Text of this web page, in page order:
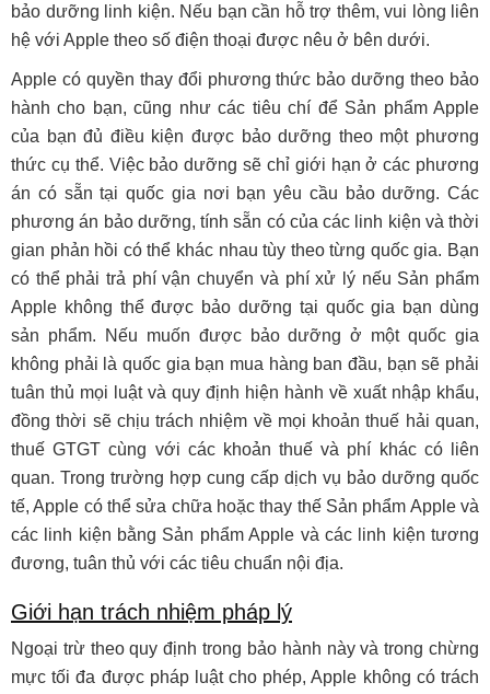
bảo dưỡng linh kiện. Nếu bạn cần hỗ trợ thêm, vui lòng liên
hệ với Apple theo số điện thoại được nêu ở bên dưới.
Apple có quyền thay đổi phương thức bảo dưỡng theo bảo
hành cho bạn, cũng như các tiêu chí để Sản phẩm Apple
của bạn đủ điều kiện được bảo dưỡng theo một phương
thức cụ thể. Việc bảo dưỡng sẽ chỉ giới hạn ở các phương
án có sẵn tại quốc gia nơi bạn yêu cầu bảo dưỡng. Các
phương án bảo dưỡng, tính sẵn có của các linh kiện và thời
gian phản hồi có thể khác nhau tùy theo từng quốc gia. Bạn
có thể phải trả phí vận chuyển và phí xử lý nếu Sản phẩm
Apple không thể được bảo dưỡng tại quốc gia bạn dùng
sản phẩm. Nếu muốn được bảo dưỡng ở một quốc gia
không phải là quốc gia bạn mua hàng ban đầu, bạn sẽ phải
tuân thủ mọi luật và quy định hiện hành về xuất nhập khẩu,
đồng thời sẽ chịu trách nhiệm về mọi khoản thuế hải quan,
thuế GTGT cùng với các khoản thuế và phí khác có liên
quan. Trong trường hợp cung cấp dịch vụ bảo dưỡng quốc
tế, Apple có thể sửa chữa hoặc thay thế Sản phẩm Apple và
các linh kiện bằng Sản phẩm Apple và các linh kiện tương
đương, tuân thủ với các tiêu chuẩn nội địa.
Giới hạn trách nhiệm pháp lý
Ngoại trừ theo quy định trong bảo hành này và trong chừng
mực tối đa được pháp luật cho phép, Apple không có trách